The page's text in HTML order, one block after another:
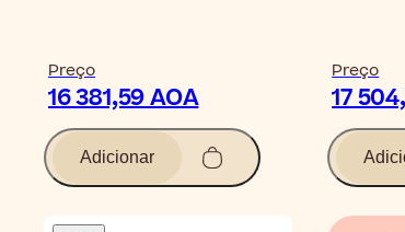
Preço
16 381,59 AOA
Adicionar
Preço
17